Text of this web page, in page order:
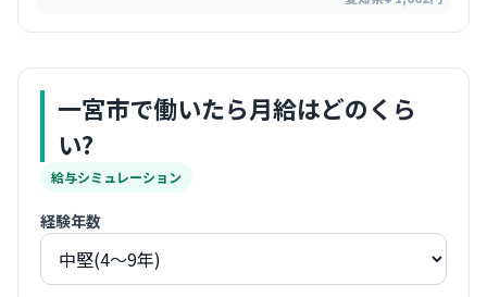
一宮市で働いたら月給はどのくら
い?
給与シミュレーション
経験年数